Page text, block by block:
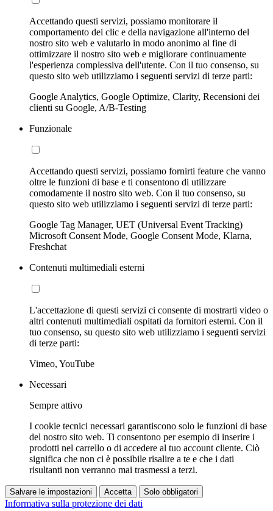
Accettando questi servizi, possiamo monitorare il
comportamento dei clic e della navigazione all'interno del
nostro sito web e valutarlo in modo anonimo al fine di
ottimizzare il nostro sito web e migliorare continuamente
l'esperienza complessiva dell'utente. Con il tuo consenso, su
questo sito web utilizziamo i seguenti servizi di terze parti:
Google Analytics, Google Optimize, Clarity, Recensioni dei
clienti su Google, A/B-Testing
Funzionale
Accettando questi servizi, possiamo fornirti feature che vanno
oltre le funzioni di base e ti consentono di utilizzare
comodamente il nostro sito web. Con il tuo consenso, su
questo sito web utilizziamo i seguenti servizi di terze parti:
Google Tag Manager, UET (Universal Event Tracking)
Microsoft Consent Mode, Google Consent Mode, Klarna,
Freshchat
Contenuti multimediali esterni
L'accettazione di questi servizi ci consente di mostrarti video o
altri contenuti multimediali ospitati da fornitori esterni. Con il
tuo consenso, su questo sito web utilizziamo i seguenti servizi
di terze parti:
Vimeo, YouTube
Necessari
Sempre attivo
I cookie tecnici necessari garantiscono solo le funzioni di base
del nostro sito web. Ti consentono per esempio di inserire i
prodotti nel carrello o di accedere al tuo account cliente. Ciò
significa che non ci è possibile risalire a te e che i dati
risultanti non verranno mai trasmessi a terzi.
Salvare le impostazioni Accetta Solo obbligatori
Informativa sulla protezione dei dati